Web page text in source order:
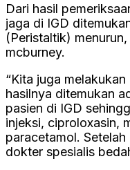
Dari hasil
jaga di IGD
(Peristaltik)
mcburney.
“Kita juga
hasilnya ditemukan
pasien di IGD
injeksi, ciproloxasin,
paracetamol.
dokter spesialis